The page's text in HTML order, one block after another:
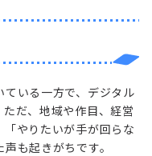
いる一方で、デジタル
だ、地域や作目、経営
やりたいが手が回らな
も起きがちです。